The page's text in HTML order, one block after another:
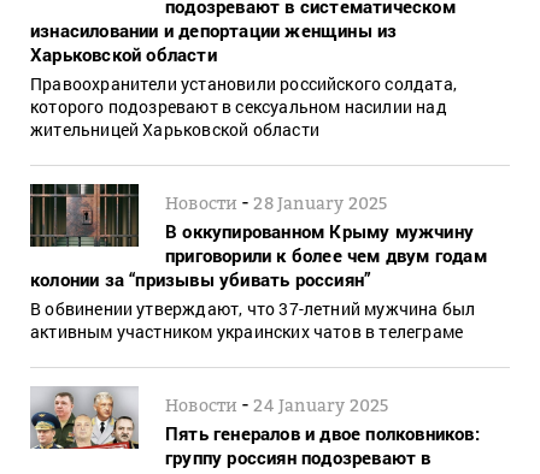
подозревают в систематическом
изнасиловании и депортации женщины из
Харьковской области
Правоохранители установили российского солдата,
которого подозревают в сексуальном насилии над
жительницей Харьковской области
Новости -28 January 2025
В оккупированном Крыму мужчину
приговорили к более чем двум годам
колонии за “призывы убивать россиян”
В обвинении утверждают, что 37-летний мужчина был
активным участником украинских чатов в телеграме
Новости -24 January 2025
Пять генералов и двое полковников:
группу россиян подозревают в